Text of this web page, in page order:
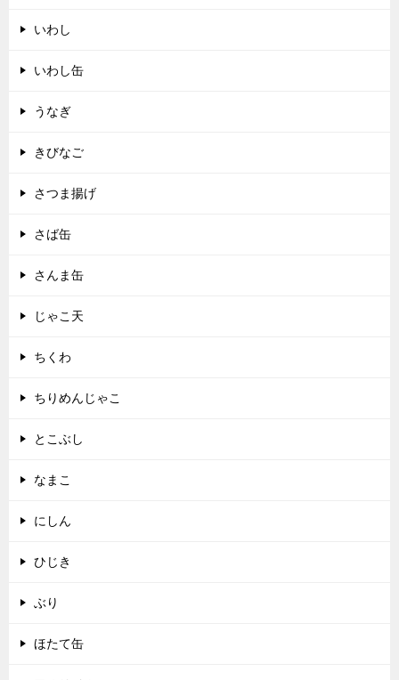
いわし
いわし缶
うなぎ
きびなご
さつま揚げ
さば缶
さんま缶
じゃこ天
ちくわ
ちりめんじゃこ
とこぶし
なまこ
にしん
ひじき
ぶり
ほたて缶